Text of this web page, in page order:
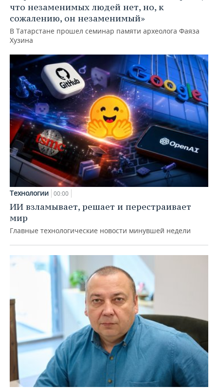
что незаменимых людей нет, но, к
сожалению, он незаменимый»
В Татарстане прошел семинар памяти археолога Фаяза
Хузина
Технологии 00:00
ИИ взламывает, решает и перестраивает
мир
Главные технологические новости минувшей недели